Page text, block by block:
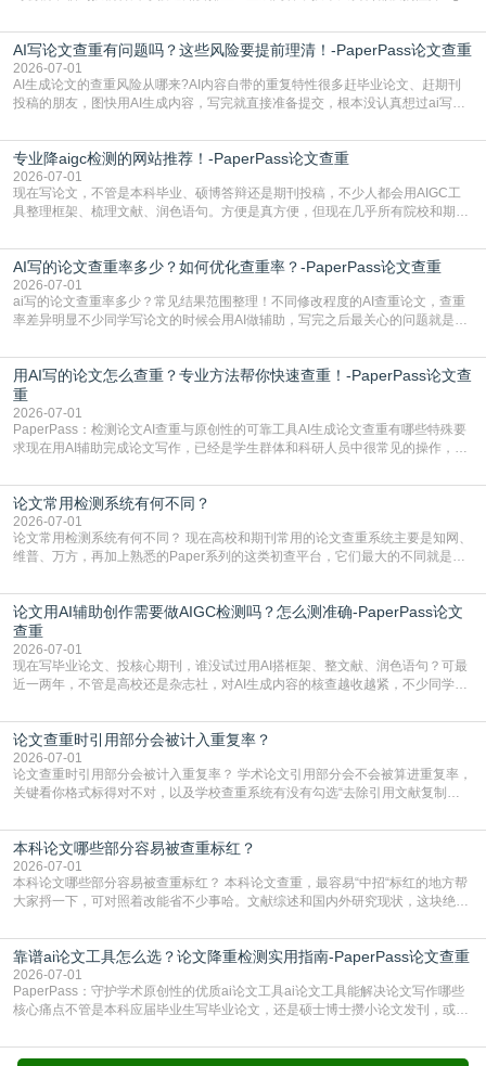
怕是已经入行的科研人员，不少人也搞不清降aigc检测是啥，对相关要求摸不
准。其实，降aigc检测是伴随AIGC工具在学术领域普及诞生的新需求，核心是为
了满足现在高校、期刊对AI生
AI写论文查重有问题吗？这些风险要提前理清！-PaperPass论文查重
2026-07-01
AI生成论文的查重风险从哪来?AI内容自带的重复特性很多赶毕业论文、赶期刊
投稿的朋友，图快用AI生成内容，写完就直接准备提交，根本没认真想过ai写论
自带不可忽视的查重风险。AI训练依赖海量公开的文本数据，生成内容本质是基
于训练数据的概率拼接，不是从零开始的原创创作。生成过程中，很容易复用已
有的高频公共表述，甚至直接拼接已经公开
专业降aigc检测的网站推荐！-PaperPass论文查重
2026-07-01
现在写论文，不管是本科毕业、硕博答辩还是期刊投稿，不少人都会用AIGC工
具整理框架、梳理文献、润色语句。方便是真方便，但现在几乎所有院校和期刊
五遍还是过不了预检测的大有人在，这时候，找到靠谱的降AIGC检测率的网
站，就能少走好多弯路。PaperPass：守护学术原创性的智能伙伴AIGC生成内
容的学术合规痛点去年帮一个本科师弟改
AI写的论文查重率多少？如何优化查重率？-PaperPass论文查重
2026-07-01
ai写的论文查重率多少？常见结果范围整理！不同修改程度的AI查重论文，查重
率差异明显不少同学写论文的时候会用AI做辅助，写完之后最关心的问题就是ai
实际情况和大家想的不太一样。AI训练依赖海量公开学术文献、网络内容，生成
内容本质是按照语义概率拼接已有内容，很容易和已发布的作品撞重复，甚至会
直接引用整段已有内容，所以查重率偏高是
用AI写的论文怎么查重？专业方法帮你快速查重！-PaperPass论文查
重
2026-07-01
PaperPass：检测论文AI查重与原创性的可靠工具AI生成论文查重有哪些特殊要
求现在用AI辅助完成论文写作，已经是学生群体和科研人员中很常见的操作，不
但很多人忽略了，AI生成的内容天生带有重复风险——训练AI的数据集本身就包
含大量已公开的学术内容、网络原创内容，AI输出内容时很容易无意识拼接出重
复片
论文常用检测系统有何不同？
2026-07-01
论文常用检测系统有何不同？ 现在高校和期刊常用的论文查重系统主要是知网、
维普、万方，再加上熟悉的Paper系列的这类初查平台，它们最大的不同就是数
查数值误导。知网（CNKI）是学校定稿检测的绝对主流。本科用PMLC，含大学
生联合比对库，能比历届学长论文，硕博用VIP/TMLC，含学术论文联合比对
库，期刊投稿用AMLMC/SML
论文用AI辅助创作需要做AIGC检测吗？怎么测准确-PaperPass论文
查重
2026-07-01
现在写毕业论文、投核心期刊，谁没试过用AI搭框架、整文献、润色语句？可最
近一两年，不管是高校还是杂志社，对AI生成内容的核查越收越紧，不少同学投
真的太亏。提前做AIGC检测，已经成了很多过来人交稿前必做的一步。为什么
AIGC检测成了论文答辩投稿前的必备项？可能还有不少人觉得，我就用AI搭了个
框架，内容都是自己写的，至于做AIG
论文查重时引用部分会被计入重复率？
2026-07-01
论文查重时引用部分会被计入重复率？ 学术论文引用部分会不会被算进重复率，
关键看你格式标得对不对，以及学校查重系统有没有勾选“去除引用文献复制
独占一行，每条文献用[1][2]方括号编号、与正文一一对应，著录项符合GB/T
7714（作者、题名、刊名、年、卷期、页码齐全，标点用半角）；查重系统识别
成功后通常把这段标为引用，
本科论文哪些部分容易被查重标红？
2026-07-01
本科论文哪些部分容易被查重标红？ 本科论文查重，最容易“中招“标红的地方帮
大家捋一下，可对照着改能省不少事哈。文献综述和国内外研究现状，这块绝对
乎一模一样的话，你要是直接复制百度百科、教材或别人写好的综述段落，系统
一抓一个准，整段飘红。研究背景、意义和方法描述也是不可避免，比如“本文采
用问卷调查法““运用SPSS软件进行数据分
靠谱ai论文工具怎么选？论文降重检测实用指南-PaperPass论文查重
2026-07-01
PaperPass：守护学术原创性的优质ai论文工具ai论文工具能解决论文写作哪些
核心痛点不管是本科应届毕业生写毕业论文，还是硕士博士攒小论文发刊，或是
自己逐句读逐句改，熬好几个大夜不说，还经常改不到点上，交上去才发现重复